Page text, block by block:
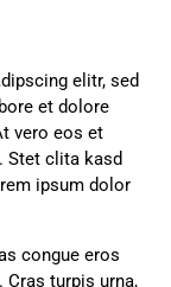
elitr, sed
et dolore
vero eos et
Stet clita kasd
ipsum dolor
congue eros
Cras turpis urna,